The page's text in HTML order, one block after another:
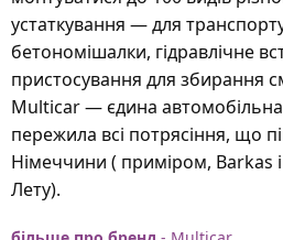
устаткування — для
бетономішалки, гідравлічне
пристосування для збирання
Multicar — єдина
пережила всі потрясіння, що
Німеччини ( приміром, Barkas
Лету).